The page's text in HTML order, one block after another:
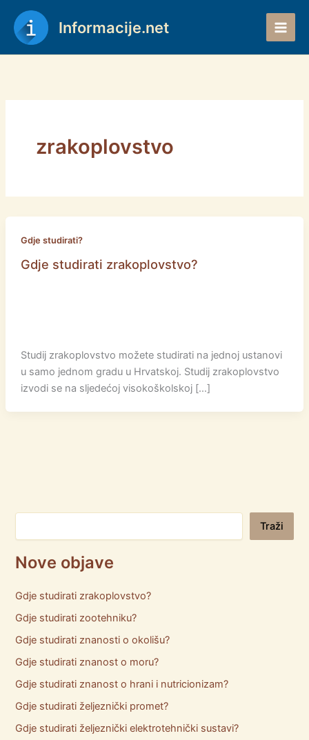
content
Informacije.net
zrakoplovstvo
Gdje studirati?
Gdje studirati zrakoplovstvo?
Studij zrakoplovstvo možete studirati na jednoj ustanovi
u samo jednom gradu u Hrvatskoj. Studij zrakoplovstvo
izvodi se na sljedećoj visokoškolskoj […]
Pretraga
Traži
Nove objave
Gdje studirati zrakoplovstvo?
Gdje studirati zootehniku?
Gdje studirati znanosti o okolišu?
Gdje studirati znanost o moru?
Gdje studirati znanost o hrani i nutricionizam?
Gdje studirati željeznički promet?
Gdje studirati željeznički elektrotehnički sustavi?